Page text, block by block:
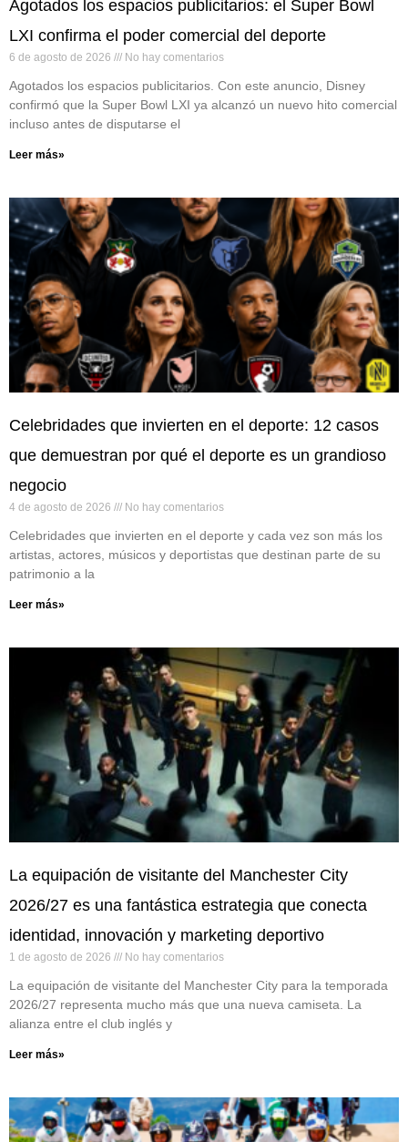
Agotados los espacios publicitarios: el Super Bowl
LXI confirma el poder comercial del deporte
6 de agosto de 2026 No hay comentarios
Agotados los espacios publicitarios. Con este anuncio, Disney
confirmó que la Super Bowl LXI ya alcanzó un nuevo hito comercial
incluso antes de disputarse el
Leer más»
Celebridades que invierten en el deporte: 12 casos
que demuestran por qué el deporte es un grandioso
negocio
4 de agosto de 2026 No hay comentarios
Celebridades que invierten en el deporte y cada vez son más los
artistas, actores, músicos y deportistas que destinan parte de su
patrimonio a la
Leer más»
La equipación de visitante del Manchester City
2026/27 es una fantástica estrategia que conecta
identidad, innovación y marketing deportivo
1 de agosto de 2026 No hay comentarios
La equipación de visitante del Manchester City para la temporada
2026/27 representa mucho más que una nueva camiseta. La
alianza entre el club inglés y
Leer más»